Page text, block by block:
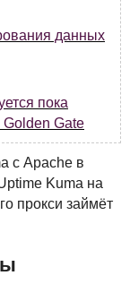
данных
пока
Golden Gate
с Apache в
Kuma на
прокси займёт